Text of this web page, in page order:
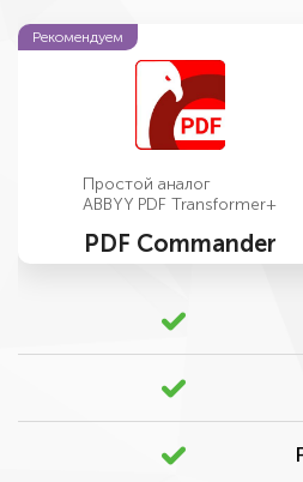
Рекомендуем
Простой аналог
ABBYY PDF Transformer+
PDF Commander